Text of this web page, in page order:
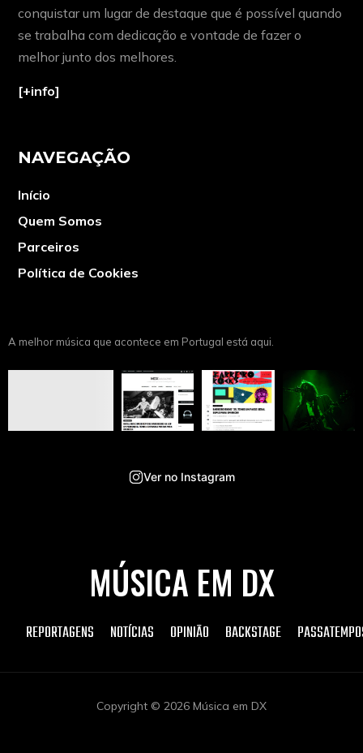
conquistar um lugar de destaque que é possível quando
se trabalha com dedicação e vontade de fazer o
melhor junto dos melhores.
[+info]
NAVEGAÇÃO
Início
Quem Somos
Parceiros
Política de Cookies
A melhor música que acontece em Portugal está aqui.
Ver no Instagram
MÚSICA EM DX
REPORTAGENS NOTÍCIAS OPINIÃO BACKSTAGE
Copyright © 2026 Música em DX